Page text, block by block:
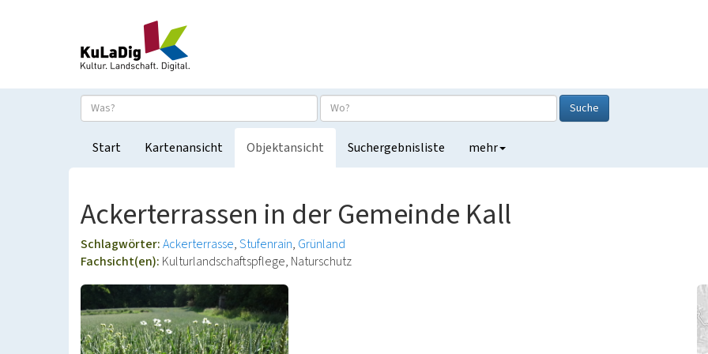
Suche
Start Kartenansicht Objektansicht Suchergebnisliste mehr
Ackerterrassen in der Gemeinde Kall
Schlagwörter:Ackerterrasse Stufenrain Grünland
Fachsicht(en): Kulturlandschaftspflege, Naturschutz